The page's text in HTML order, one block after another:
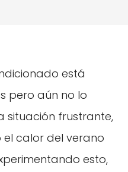
está
pero aún no lo
situación frustrante,
el calor del verano
esto,